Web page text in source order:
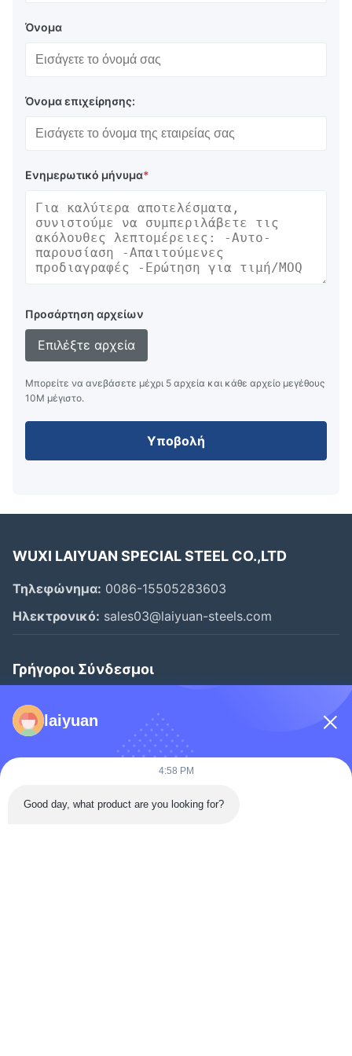
Όνομα
Όνομα επιχείρησης:
Ενημερωτικό μήνυμα*
Προσάρτηση αρχείων
Επιλέξτε αρχεία
Μπορείτε να ανεβάσετε μέχρι 5 αρχεία και κάθε αρχείο μεγέθους
10M μέγιστο.
Υποβολή
WUXI LAIYUAN SPECIAL STEEL CO.,LTD
Τηλεφώνημα: 0086-15505283603
Ηλεκτρονικό: sales03@laiyuan-steels.com
Γρήγοροι Σύνδεσμοι
Αρχική Σελίδα
Προϊόντα
Βίντεο
Επισκέψεις Στο Εργοστάσιο
laiyuan
4:58 PM
Good day, what product are you looking for?